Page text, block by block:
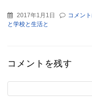
2017年1月1日 コメン
と学校と生活と
コメントを残す